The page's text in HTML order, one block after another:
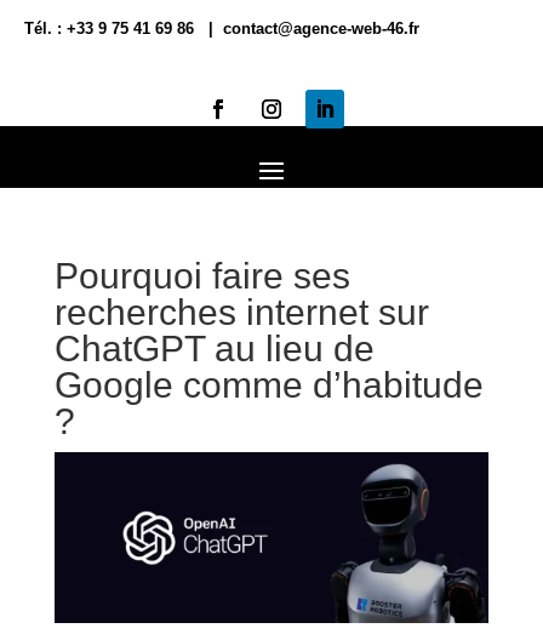
Tél. : +33 9 75 41 69 86 | contact@agence-web-46.fr
Pourquoi faire ses
recherches internet sur
ChatGPT au lieu de
Google comme d’habitude
?